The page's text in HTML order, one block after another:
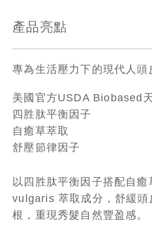
產品亮點
專為生活壓力下的現代人頭
美國官方USDA Biobased
四胜肽平衡因子
自癒草萃取
舒壓節律因子
以四胜肽平衡因子搭配自
vulgaris 萃取成分，舒緩頭
根，重現秀髮自然豐盈感。